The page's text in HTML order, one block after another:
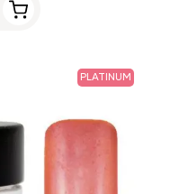
PLATINUM